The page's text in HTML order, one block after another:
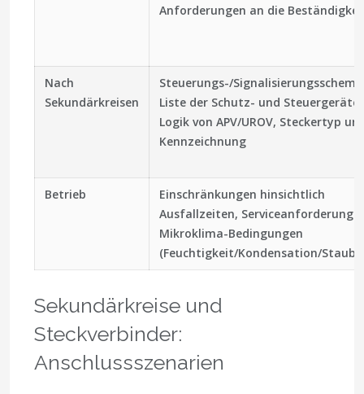
Anforderungen an die
Nach
Sekundärkreisen
Steuerungs-/
Liste der Schutz- und Steuergeräte,
Logik von APV/UROV, Steckertyp
Kennzeichnung
Betrieb
Einschränkungen hinsichtlich
Ausfallzeiten,
Mikroklima-Bedingungen
(Feuchtigkeit/Kondensation/Staub)
Sekundärkreise und
Steckverbinder:
Anschlussszenarien